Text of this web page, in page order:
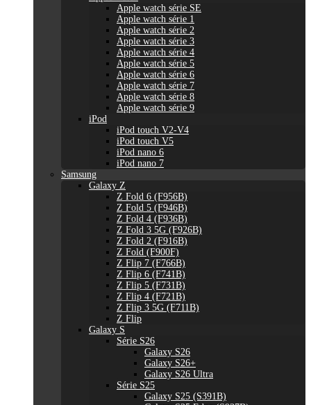
Apple watch série SE
Apple watch série 1
Apple watch série 2
Apple watch série 3
Apple watch série 4
Apple watch série 5
Apple watch série 6
Apple watch série 7
Apple watch série 8
Apple watch série 9
iPod
iPod touch V2-V4
iPod touch V5
iPod nano 6
iPod nano 7
Samsung
Galaxy Z
Z Fold 6 (F956B)
Z Fold 5 (F946B)
Z Fold 4 (F936B)
Z Fold 3 5G (F926B)
Z Fold 2 (F916B)
Z Fold (F900F)
Z Flip 7 (F766B)
Z Flip 6 (F741B)
Z Flip 5 (F731B)
Z Flip 4 (F721B)
Z Flip 3 5G (F711B)
Z Flip
Galaxy S
Série S26
Galaxy S26
Galaxy S26+
Galaxy S26 Ultra
Série S25
Galaxy S25 (S391B)